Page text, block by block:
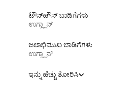
ಟೌನ್‌ಹೌಸ್ ‌ಬಾಡಿಗೆಗಳು
ಉಗ್ಲ್ಜಾನ್
ಜಲಾಭಿಮುಖ ಬಾಡಿಗೆಗಳು
ಉಗ್ಲ್ಜಾನ್
ಇನ್ನು ಹೆಚ್ಚು ತೋರಿಸಿ